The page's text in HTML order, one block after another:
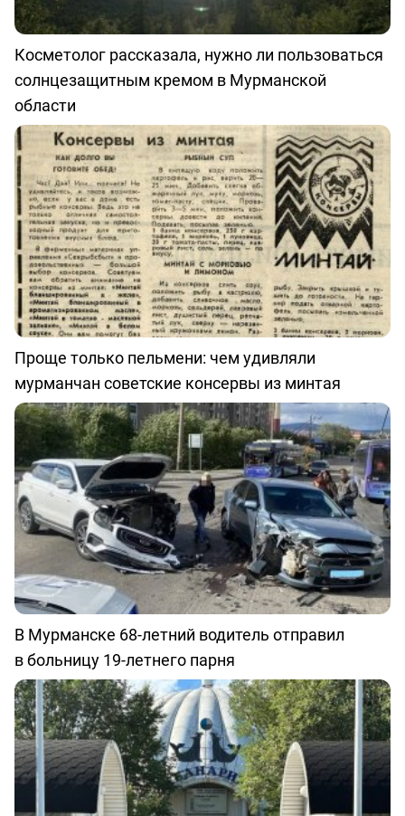
Косметолог рассказала, нужно ли пользоваться
солнцезащитным кремом в Мурманской
области
Проще только пельмени: чем удивляли
мурманчан советские консервы из минтая
В Мурманске 68-летний водитель отправил
в больницу 19-летнего парня